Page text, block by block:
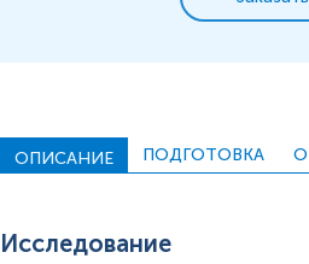
ОПИСАНИЕ ПОДГОТОВКА
Исследование